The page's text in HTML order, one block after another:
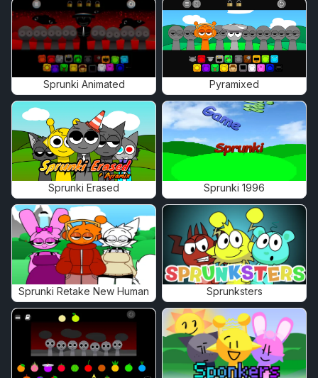
Sprunki Animated Pyramixed
Sprunki Erased Sprunki 1996
Sprunki Retake New Human Sprunksters